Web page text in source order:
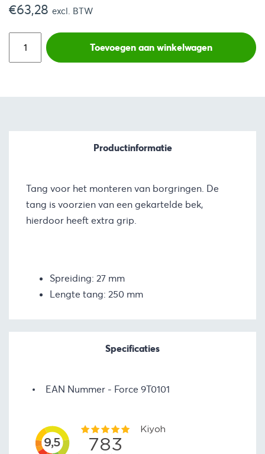
prijs
was:
is:
€63,28 excl. BTW
Toevoegen aan winkelwagen
Productinformatie
Tang voor het monteren van borgringen. De
tang is voorzien van een gekartelde bek,
hierdoor heeft extra grip.
Spreiding: 27 mm
Lengte tang: 250 mm
Specificaties
EAN Nummer Force 9T0101